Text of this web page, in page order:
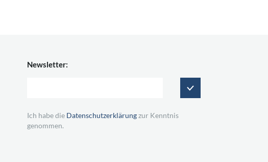
Newsletter:
Ich habe die Datenschutzerklärungzur Kenntnis
genommen.